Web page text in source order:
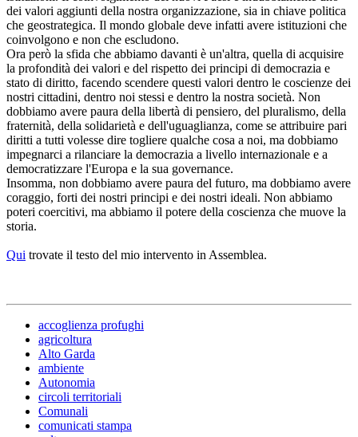
dei valori aggiunti della nostra organizzazione, sia in chiave politica
che geostrategica. Il mondo globale deve infatti avere istituzioni che
coinvolgono e non che escludono.
Ora però la sfida che abbiamo davanti è un'altra, quella di acquisire
la profondità dei valori e del rispetto dei principi di democrazia e
stato di diritto, facendo scendere questi valori dentro le coscienze dei
nostri cittadini, dentro noi stessi e dentro la nostra società. Non
dobbiamo avere paura della libertà di pensiero, del pluralismo, della
fraternità, della solidarietà e dell'uguaglianza, come se attribuire pari
diritti a tutti volesse dire togliere qualche cosa a noi, ma dobbiamo
impegnarci a rilanciare la democrazia a livello internazionale e a
democratizzare l'Europa e la sua governance.
Insomma, non dobbiamo avere paura del futuro, ma dobbiamo avere
coraggio, forti dei nostri principi e dei nostri ideali. Non abbiamo
poteri coercitivi, ma abbiamo il potere della coscienza che muove la
storia.
Qui trovate il testo del mio intervento in Assemblea.
accoglienza profughi
agricoltura
Alto Garda
ambiente
Autonomia
circoli territoriali
Comunali
comunicati stampa